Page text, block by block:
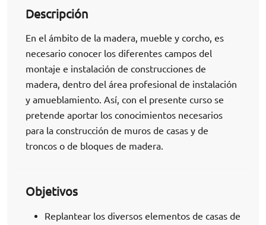
Descripción
En el ámbito de la madera, mueble y corcho, es
necesario conocer los diferentes campos del
montaje e instalación de construcciones de
madera, dentro del área profesional de instalación
y amueblamiento. Así, con el presente curso se
pretende aportar los conocimientos necesarios
para la construcción de muros de casas y de
troncos o de bloques de madera.
Objetivos
Replantear los diversos elementos de casas de